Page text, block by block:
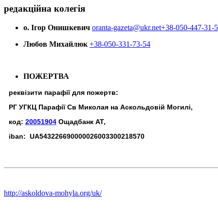
редакційна колегія
о. Ігор Онишкевич oranta-gazeta@ukr.net+38-050-447-31-
Любов Михайлюк +38-050-331-73-54
ПОЖЕРТВА
реквізити парафії для пожертв:
РГ УГКЦ Парафії Св Миколая на Аскольдовій Могилі,
код: 20051904 Ощадбанк АТ,
iban: UA543226690000026003300218570
http://askoldova-mohyla.org/uk/